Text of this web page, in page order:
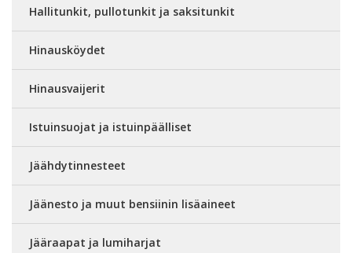
Hallitunkit, pullotunkit ja saksitunkit
Hinausköydet
Hinausvaijerit
Istuinsuojat ja istuinpäälliset
Jäähdytinnesteet
Jäänesto ja muut bensiinin lisäaineet
Jääraapat ja lumiharjat